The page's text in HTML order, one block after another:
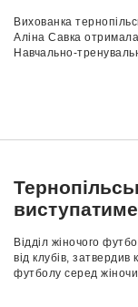
Вихованка
Аліна Савка
Навчально-
виступатиме
Відділ жіночого
від клубів,
футболу серед